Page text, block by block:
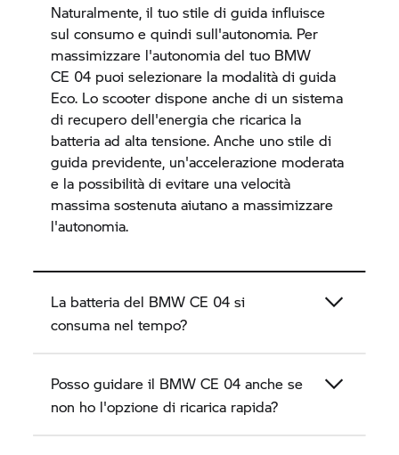
Naturalmente, il tuo stile di guida influisce
sul consumo e quindi sull'autonomia. Per
massimizzare l'autonomia del tuo BMW
CE 04 puoi selezionare la modalità di guida
Eco. Lo scooter dispone anche di un sistema
di recupero dell'energia che ricarica la
batteria ad alta tensione. Anche uno stile di
guida previdente, un'accelerazione moderata
e la possibilità di evitare una velocità
massima sostenuta aiutano a massimizzare
l'autonomia.
La batteria del BMWCE 04 si
consuma nel tempo?
Posso guidare il BMWCE 04 anche se
non ho l'opzione di ricarica rapida?